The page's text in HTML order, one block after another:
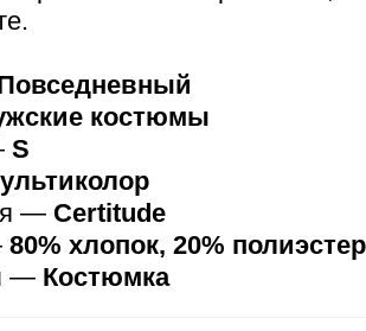
костюмы
S
— Certitude
80% хлопок, 20% полиэстер
— Костюмка